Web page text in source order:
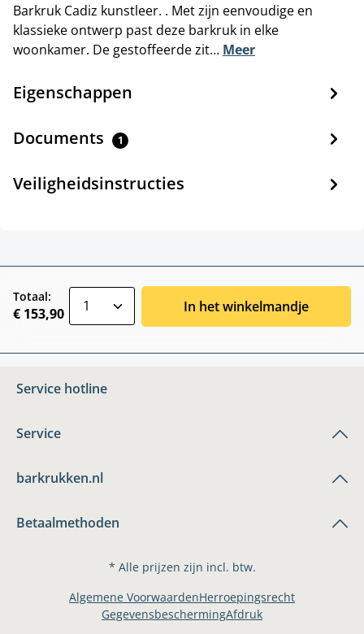
Barkruk Cadiz kunstleer. . Met zijn eenvoudige en
klassieke ontwerp past deze barkruk in elke
woonkamer. De gestoffeerde zit… Meer
Eigenschappen
Documents 1
Veiligheidsinstructies
Totaal:
€ 153,90 In het winkelmandje
Service hotline
Service
barkrukken.nl
Betaalmethoden
* Alle prijzen zijn incl. btw.
Algemene VoorwaardenHerroepingsrecht
GegevensbeschermingAfdruk